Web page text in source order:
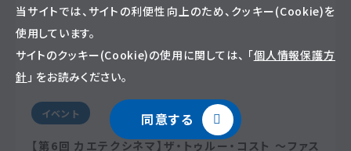
イベント
【第6回 カエテクシネマ】ザ・トゥルー・コスト ～ファス
当サイトでは、サイトの利便性向上のため、クッキー(Cookie)を
使用しています。
サイトのクッキー(Cookie)の使用に関しては、 「個人情報保護方
針」 をお読みください。
同意する